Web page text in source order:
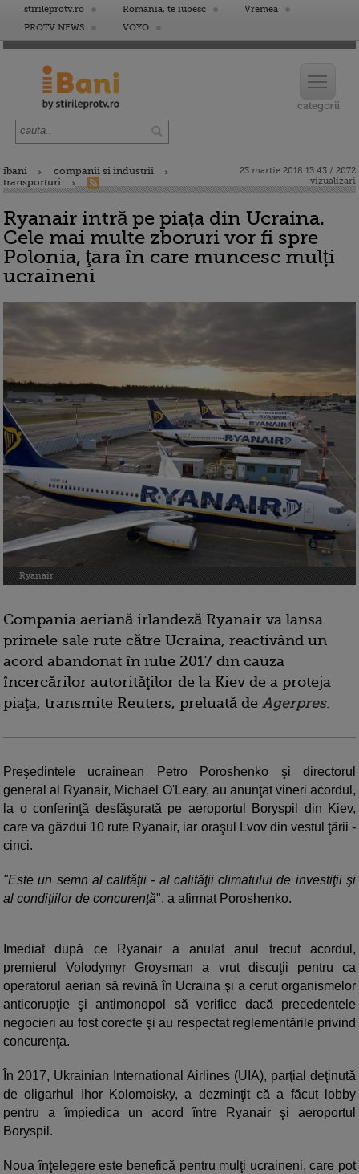
stirileprotv.ro Romania, te iubesc
Vremea
PROTV NEWS
VOYO
ibani
companii si industrii
transporturi
23 martie 2018 13:43 / 2072
vizualizari
Ryanair intră pe piața din Ucraina.
Cele mai multe zboruri vor fi spre
Polonia, ţara în care muncesc mulți
ucraineni
Ryanair
Compania aeriană irlandeză Ryanair va lansa
primele sale rute către Ucraina, reactivând un
acord abandonat în iulie 2017 din cauza
încercărilor autorităţilor de la Kiev de a proteja
piaţa, transmite Reuters, preluată de Agerpres.
Preşedintele ucrainean Petro Poroshenko şi directorul
general al Ryanair, Michael O'Leary, au anunţat vineri acordul,
la o conferinţă desfăşurată pe aeroportul Boryspil din Kiev,
care va găzdui 10 rute Ryanair, iar oraşul Lvov din vestul ţării -
cinci.
"Este un semn al calităţii - al calităţii climatului de investiţii şi
al condiţiilor de concurenţă", a afirmat Poroshenko.
Imediat după ce Ryanair a anulat anul trecut acordul,
premierul Volodymyr Groysman a vrut discuţii pentru ca
operatorul aerian să revină în Ucraina şi a cerut organismelor
anticorupţie şi antimonopol să verifice dacă precedentele
negocieri au fost corecte şi au respectat reglementările privind
concurenţa.
În 2017, Ukrainian International Airlines (UIA), parţial deţinută
de oligarhul Ihor Kolomoisky, a dezminţit că a făcut lobby
pentru a împiedica un acord între Ryanair şi aeroportul
Boryspil.
Noua înţelegere este benefică pentru mulţi ucraineni, care pot